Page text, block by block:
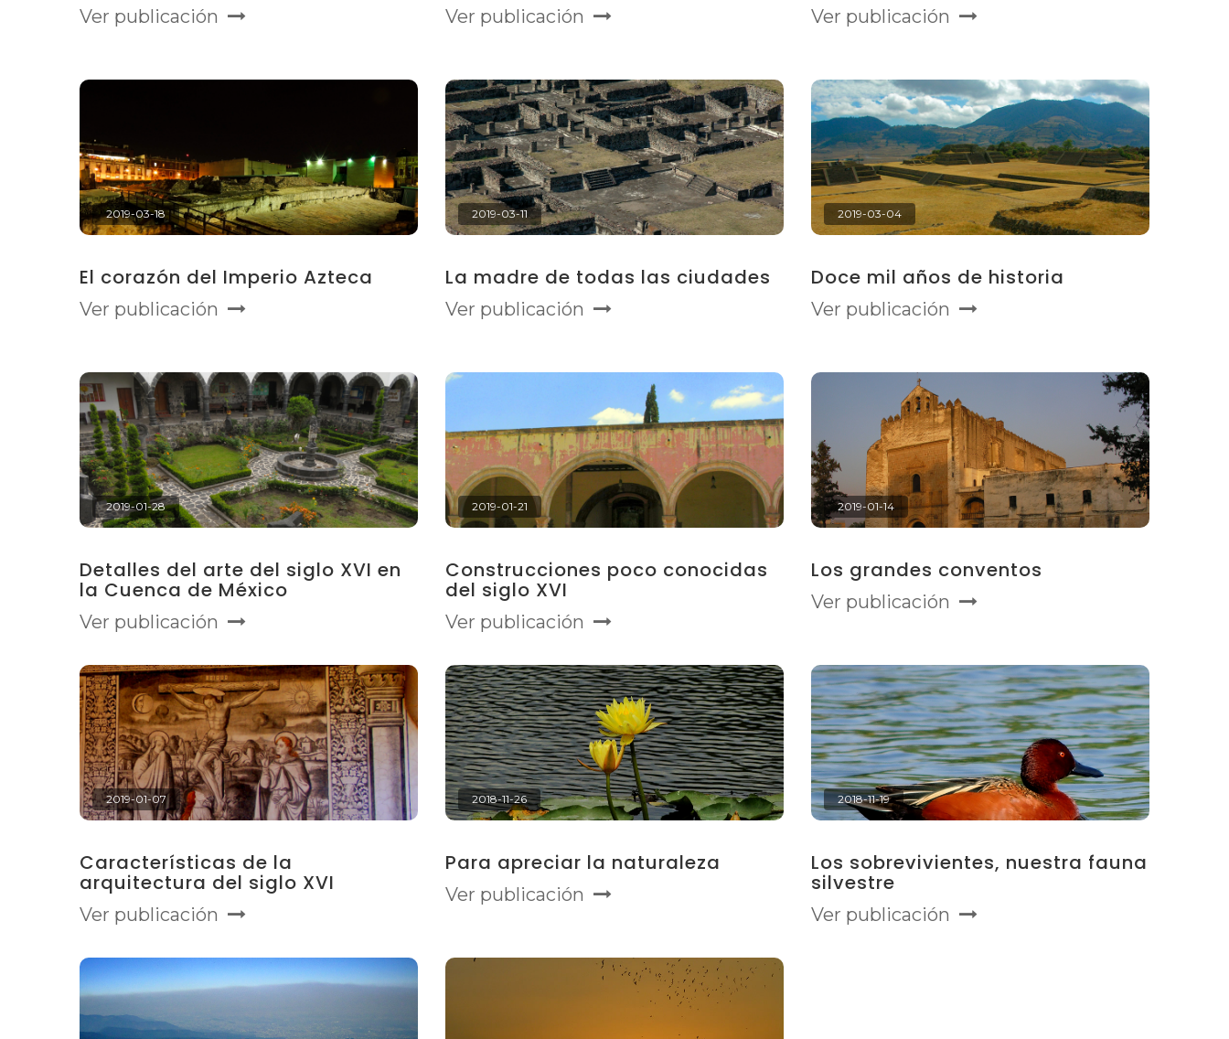
Ver publicación Ver publicación Ver publicación
2019-03-18
El corazón del Imperio Azteca
Ver publicación
2019-03-11
La madre de todas las ciudades
Ver publicación
2019-03-04
Doce mil años de historia
Ver publicación
2019-01-28
Detalles del arte del siglo XVI en
la Cuenca de México
Ver publicación
2019-01-21
Construcciones poco conocidas
del siglo XVI
Ver publicación
2019-01-14
Los grandes conventos
Ver publicación
2019-01-07
Características de la
arquitectura del siglo XVI
Ver publicación
2018-11-26
Para apreciar la naturaleza
Ver publicación
2018-11-19
Los sobrevivientes, nuestra fauna
silvestre
Ver publicación